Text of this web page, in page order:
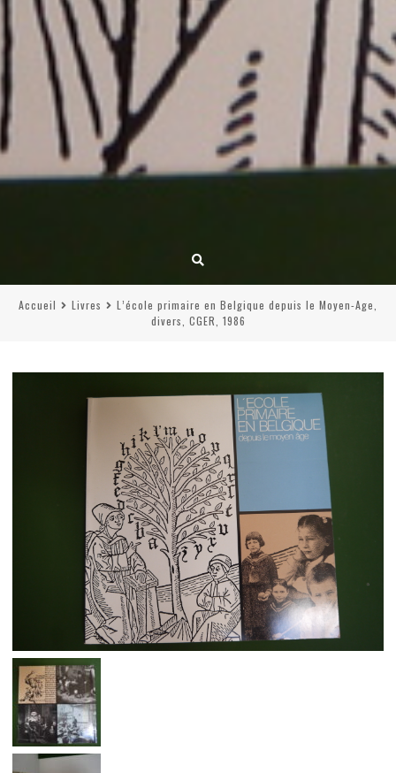
Accueil Livres
L’école primaire en Belgique depuis le Moyen-Age,
divers, CGER, 1986